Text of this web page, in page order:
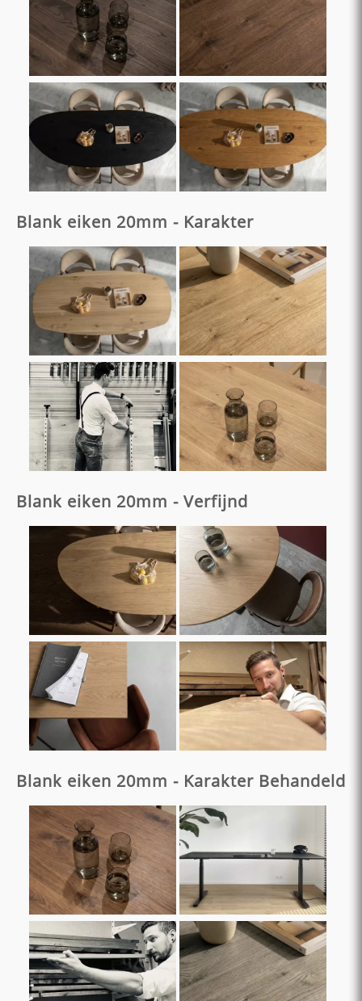
Blank eiken 20mm - Karakter
Blank eiken 20mm - Verfijnd
Blank eiken 20mm - Karakter Behandeld